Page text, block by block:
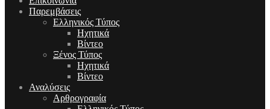
Παρεμβάσεις
Ελληνικός Τύπος
Ηχητικά
Βίντεο
Ξένος Τύπος
Ηχητικά
Βίντεο
Αναλύσεις
Αρθρογραφία